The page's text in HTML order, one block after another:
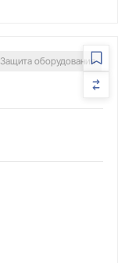
Защита оборудования